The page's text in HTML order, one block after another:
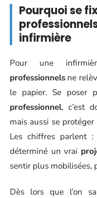
Pourquoi se
infirmière
Pour une
professionnels ne
le papier. Se poser
professionnel, c’est
mais aussi se
Les chiffres parlent
déterminé un vrai
sentir plus mobilisées,
Dès lors que l’on